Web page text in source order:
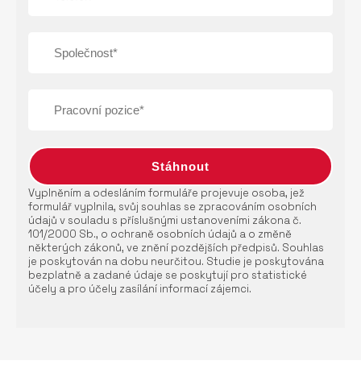
Vyplněním a odesláním formuláře projevuje osoba, jež
formulář vyplnila, svůj souhlas se zpracováním osobních
údajů v souladu s příslušnými ustanoveními zákona č.
101/2000 Sb., o ochraně osobních údajů a o změně
některých zákonů, ve znění pozdějších předpisů. Souhlas
je poskytován na dobu neurčitou. Studie je poskytována
bezplatně a zadané údaje se poskytují pro statistické
účely a pro účely zasílání informací zájemci.